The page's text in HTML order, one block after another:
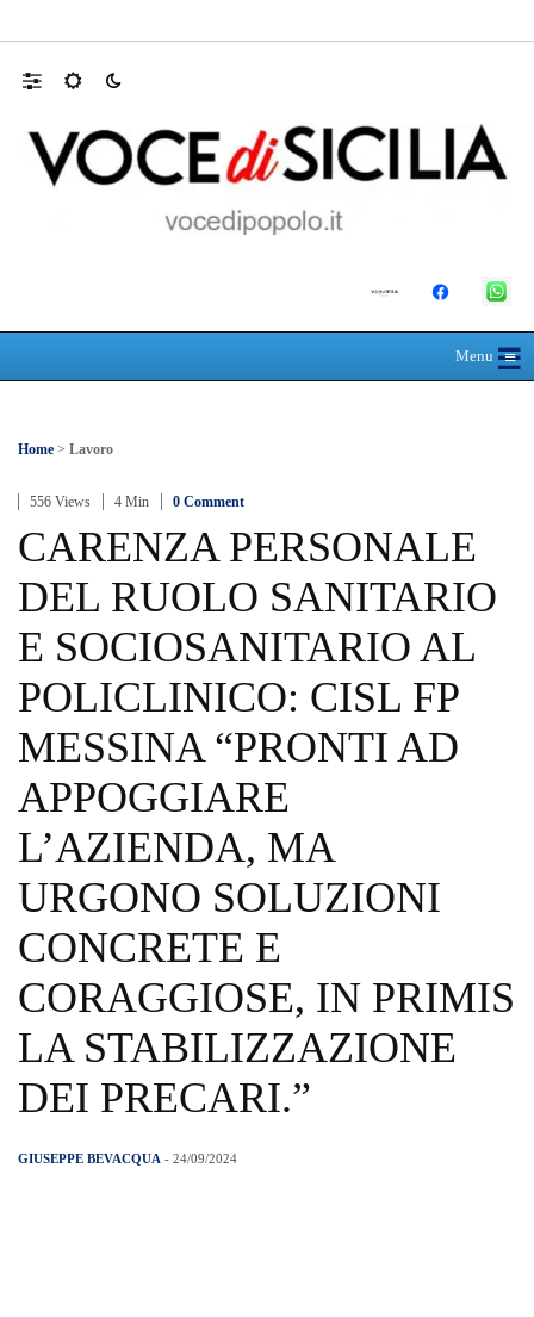
Menu≡
☰
Home > Lavoro
556 Views 4 Min 0 Comment
CARENZA PERSONALE
DEL RUOLO SANITARIO
E SOCIOSANITARIO AL
POLICLINICO: CISL FP
MESSINA “PRONTI AD
APPOGGIARE
L’AZIENDA, MA
URGONO SOLUZIONI
CONCRETE E
CORAGGIOSE, IN PRIMIS
LA STABILIZZAZIONE
DEI PRECARI.”
GIUSEPPE BEVACQUA - 24/09/2024